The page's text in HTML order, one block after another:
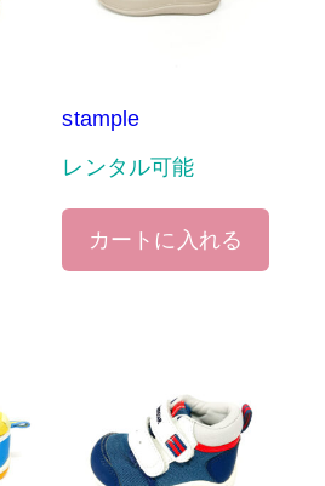
stample
レンタル可能
カートに入れる